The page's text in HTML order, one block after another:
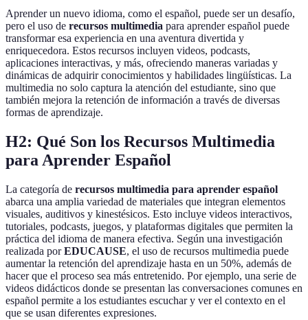
Aprender un nuevo idioma, como el español, puede ser un desafío,
pero el uso de recursos multimedia para aprender español puede
transformar esa experiencia en una aventura divertida y
enriquecedora. Estos recursos incluyen videos, podcasts,
aplicaciones interactivas, y más, ofreciendo maneras variadas y
dinámicas de adquirir conocimientos y habilidades lingüísticas. La
multimedia no solo captura la atención del estudiante, sino que
también mejora la retención de información a través de diversas
formas de aprendizaje.
H2: Qué Son los Recursos Multimedia
para Aprender Español
La categoría de recursos multimedia para aprender español
abarca una amplia variedad de materiales que integran elementos
visuales, auditivos y kinestésicos. Esto incluye videos interactivos,
tutoriales, podcasts, juegos, y plataformas digitales que permiten la
práctica del idioma de manera efectiva. Según una investigación
realizada porEDUCAUSE, el uso de recursos multimedia puede
aumentar la retención del aprendizaje hasta en un 50%, además de
hacer que el proceso sea más entretenido. Por ejemplo, una serie de
videos didácticos donde se presentan las conversaciones comunes en
español permite a los estudiantes escuchar y ver el contexto en el
que se usan diferentes expresiones.